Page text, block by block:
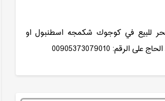
للبيع في كوجوك شكمجه اسطنبول او
00905373079010